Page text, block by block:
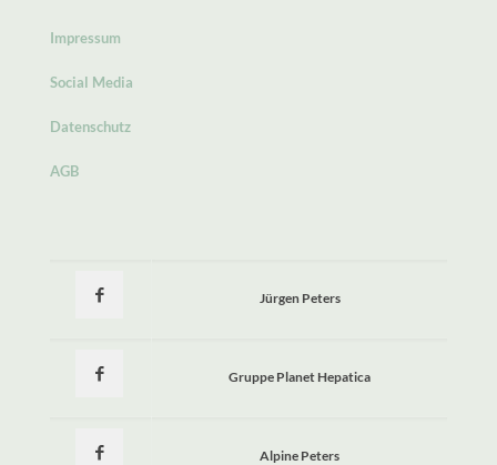
Impressum
Social Media
Datenschutz
AGB
Jürgen Peters
Gruppe Planet Hepatica
Alpine Peters